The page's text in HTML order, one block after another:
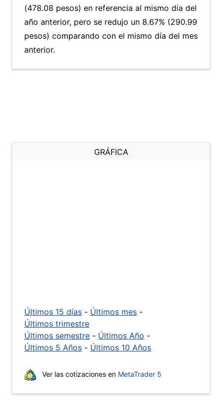
(478.08 pesos) en referencia al mismo día del
año anterior, pero se redujo un 8.67% (290.99
pesos) comparando con el mismo día del mes
anterior.
GRÁFICA
Últimos 15 días - Últimos mes -
Últimos trimestre
Últimos semestre - Últimos Año -
Últimos 5 Años - Últimos 10 Años
Ver las cotizaciones en MetaTrader 5